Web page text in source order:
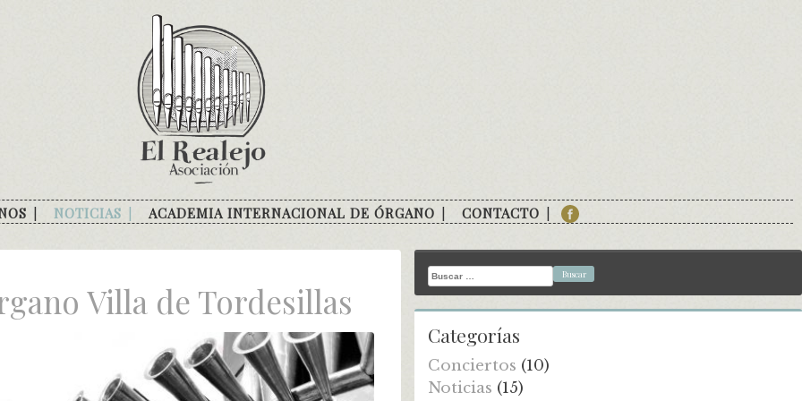
NOTICIAS ACADEMIA INTERNACIONAL DE ÓRGANO CONTACTO
Villa de Tordesillas
Buscar:
Categorías
Conciertos (10)
Noticias (15)